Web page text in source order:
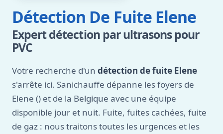
Détection De Fuite Elene
Expert détection par ultrasons pour
PVC
Votre recherche d'un détection de fuite Elene
s'arrête ici. Sanichauffe dépanne les foyers de
Elene () et de la Belgique avec une équipe
disponible jour et nuit. Fuite, fuites cachées, fuite
de gaz : nous traitons toutes les urgences et les